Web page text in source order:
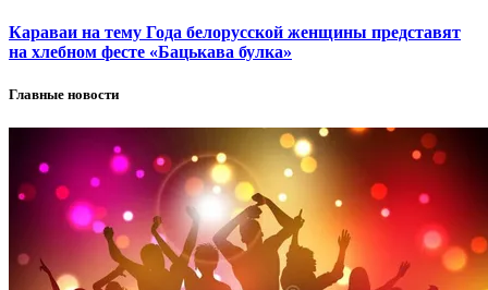
Караваи на тему Года белорусской женщины представят
на хлебном фесте «Бацькава булка»
Главные новости